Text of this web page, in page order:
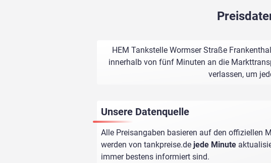
HEM Tankstelle Wormser Straße
innerhalb von fünf Minuten an die
verlassen, um
Unsere Datenquelle
Alle Preisangaben basieren auf den offiziellen
werden von tankpreise.de jede Minute
immer bestens informiert sind.